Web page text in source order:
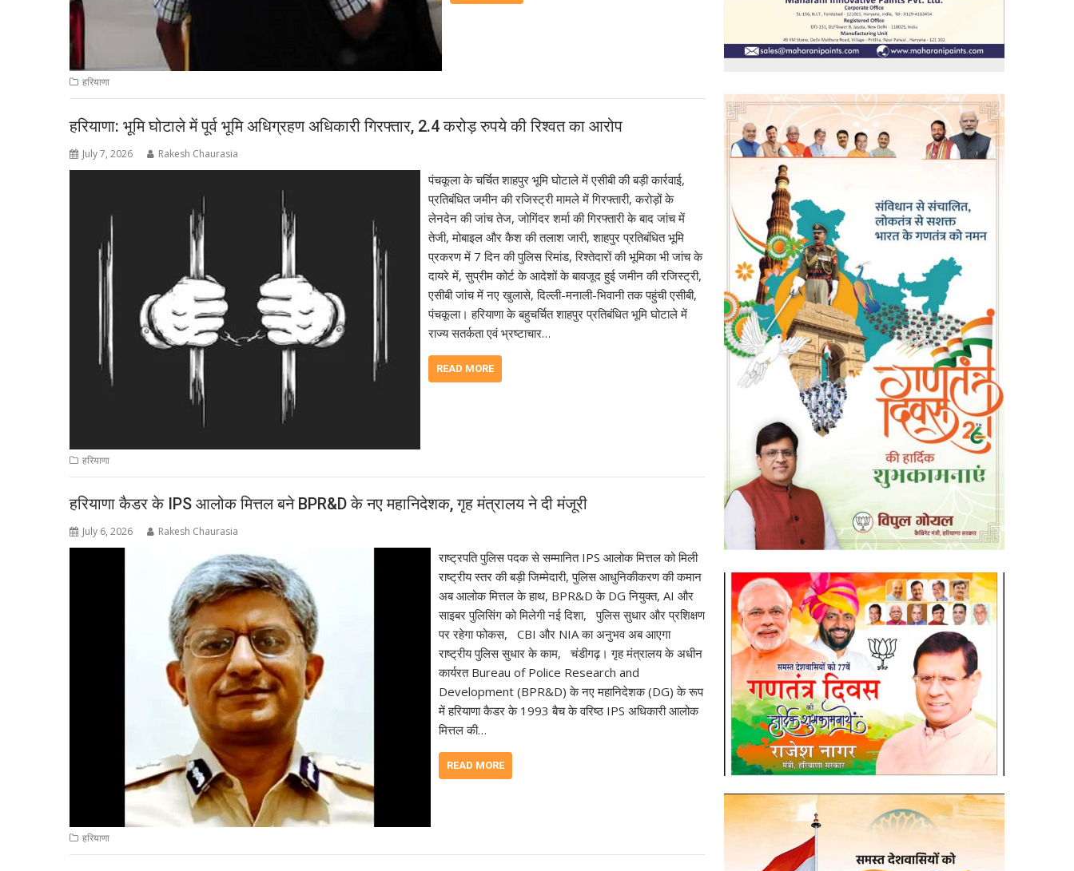
हरियाणा
हरियाणा: भूमि घोटाले में पूर्व भूमि अधिग्रहण अधिकारी गिरफ्तार, 2.4 करोड़ रुपये की रिश्वत का आरोप
July 7, 2026 Rakesh Chaurasia
पंचकूला के चर्चित शाहपुर भूमि घोटाले में एसीबी की बड़ी कार्रवाई,
प्रतिबंधित जमीन की रजिस्ट्री मामले में गिरफ्तारी, करोड़ों के
लेनदेन की जांच तेज, जोगिंदर शर्मा की गिरफ्तारी के बाद जांच में
तेजी, मोबाइल और कैश की तलाश जारी, शाहपुर प्रतिबंधित भूमि
प्रकरण में 7 दिन की पुलिस रिमांड, रिश्तेदारों की भूमिका भी जांच के
दायरे में, सुप्रीम कोर्ट के आदेशों के बावजूद हुई जमीन की रजिस्ट्री,
एसीबी जांच में नए खुलासे, दिल्ली-मनाली-भिवानी तक पहुंची एसीबी,
पंचकूला। हरियाणा के बहुचर्चित शाहपुर प्रतिबंधित भूमि घोटाले में
राज्य सतर्कता एवं भ्रष्टाचार…
READ MORE
हरियाणा
हरियाणा कैडर के IPS आलोक मित्तल बने BPR&D के नए महानिदेशक, गृह मंत्रालय ने दी मंजूरी
July 6, 2026 Rakesh Chaurasia
राष्ट्रपति पुलिस पदक से सम्मानित IPS आलोक मित्तल को मिली
राष्ट्रीय स्तर की बड़ी जिम्मेदारी, पुलिस आधुनिकीकरण की कमान
अब आलोक मित्तल के हाथ, BPR&D के DG नियुक्त, AI और
साइबर पुलिसिंग को मिलेगी नई दिशा, पुलिस सुधार और प्रशिक्षण
पर रहेगा फोकस, CBI और NIA का अनुभव अब आएगा
राष्ट्रीय पुलिस सुधार के काम, चंडीगढ़। गृह मंत्रालय के अधीन
कार्यरत Bureau of Police Research and
Development (BPR&D) के नए महानिदेशक (DG) के रूप
में हरियाणा कैडर के 1993 बैच के वरिष्ठ IPS अधिकारी आलोक
मित्तल की…
READ MORE
हरियाणा